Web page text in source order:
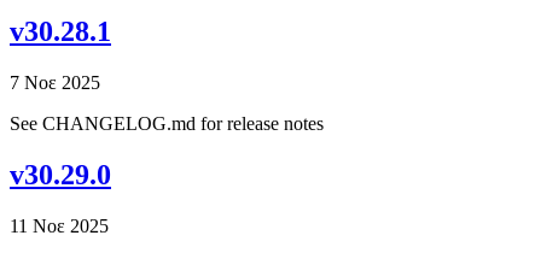
v30.28.1
7 Νοε 2025
See CHANGELOG.md for release notes
v30.29.0
11 Νοε 2025